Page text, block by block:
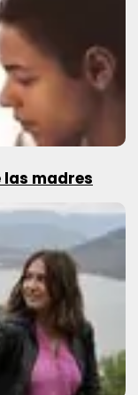
madres